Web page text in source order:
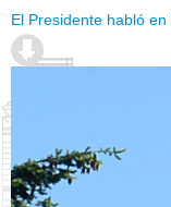
El Presidente habló